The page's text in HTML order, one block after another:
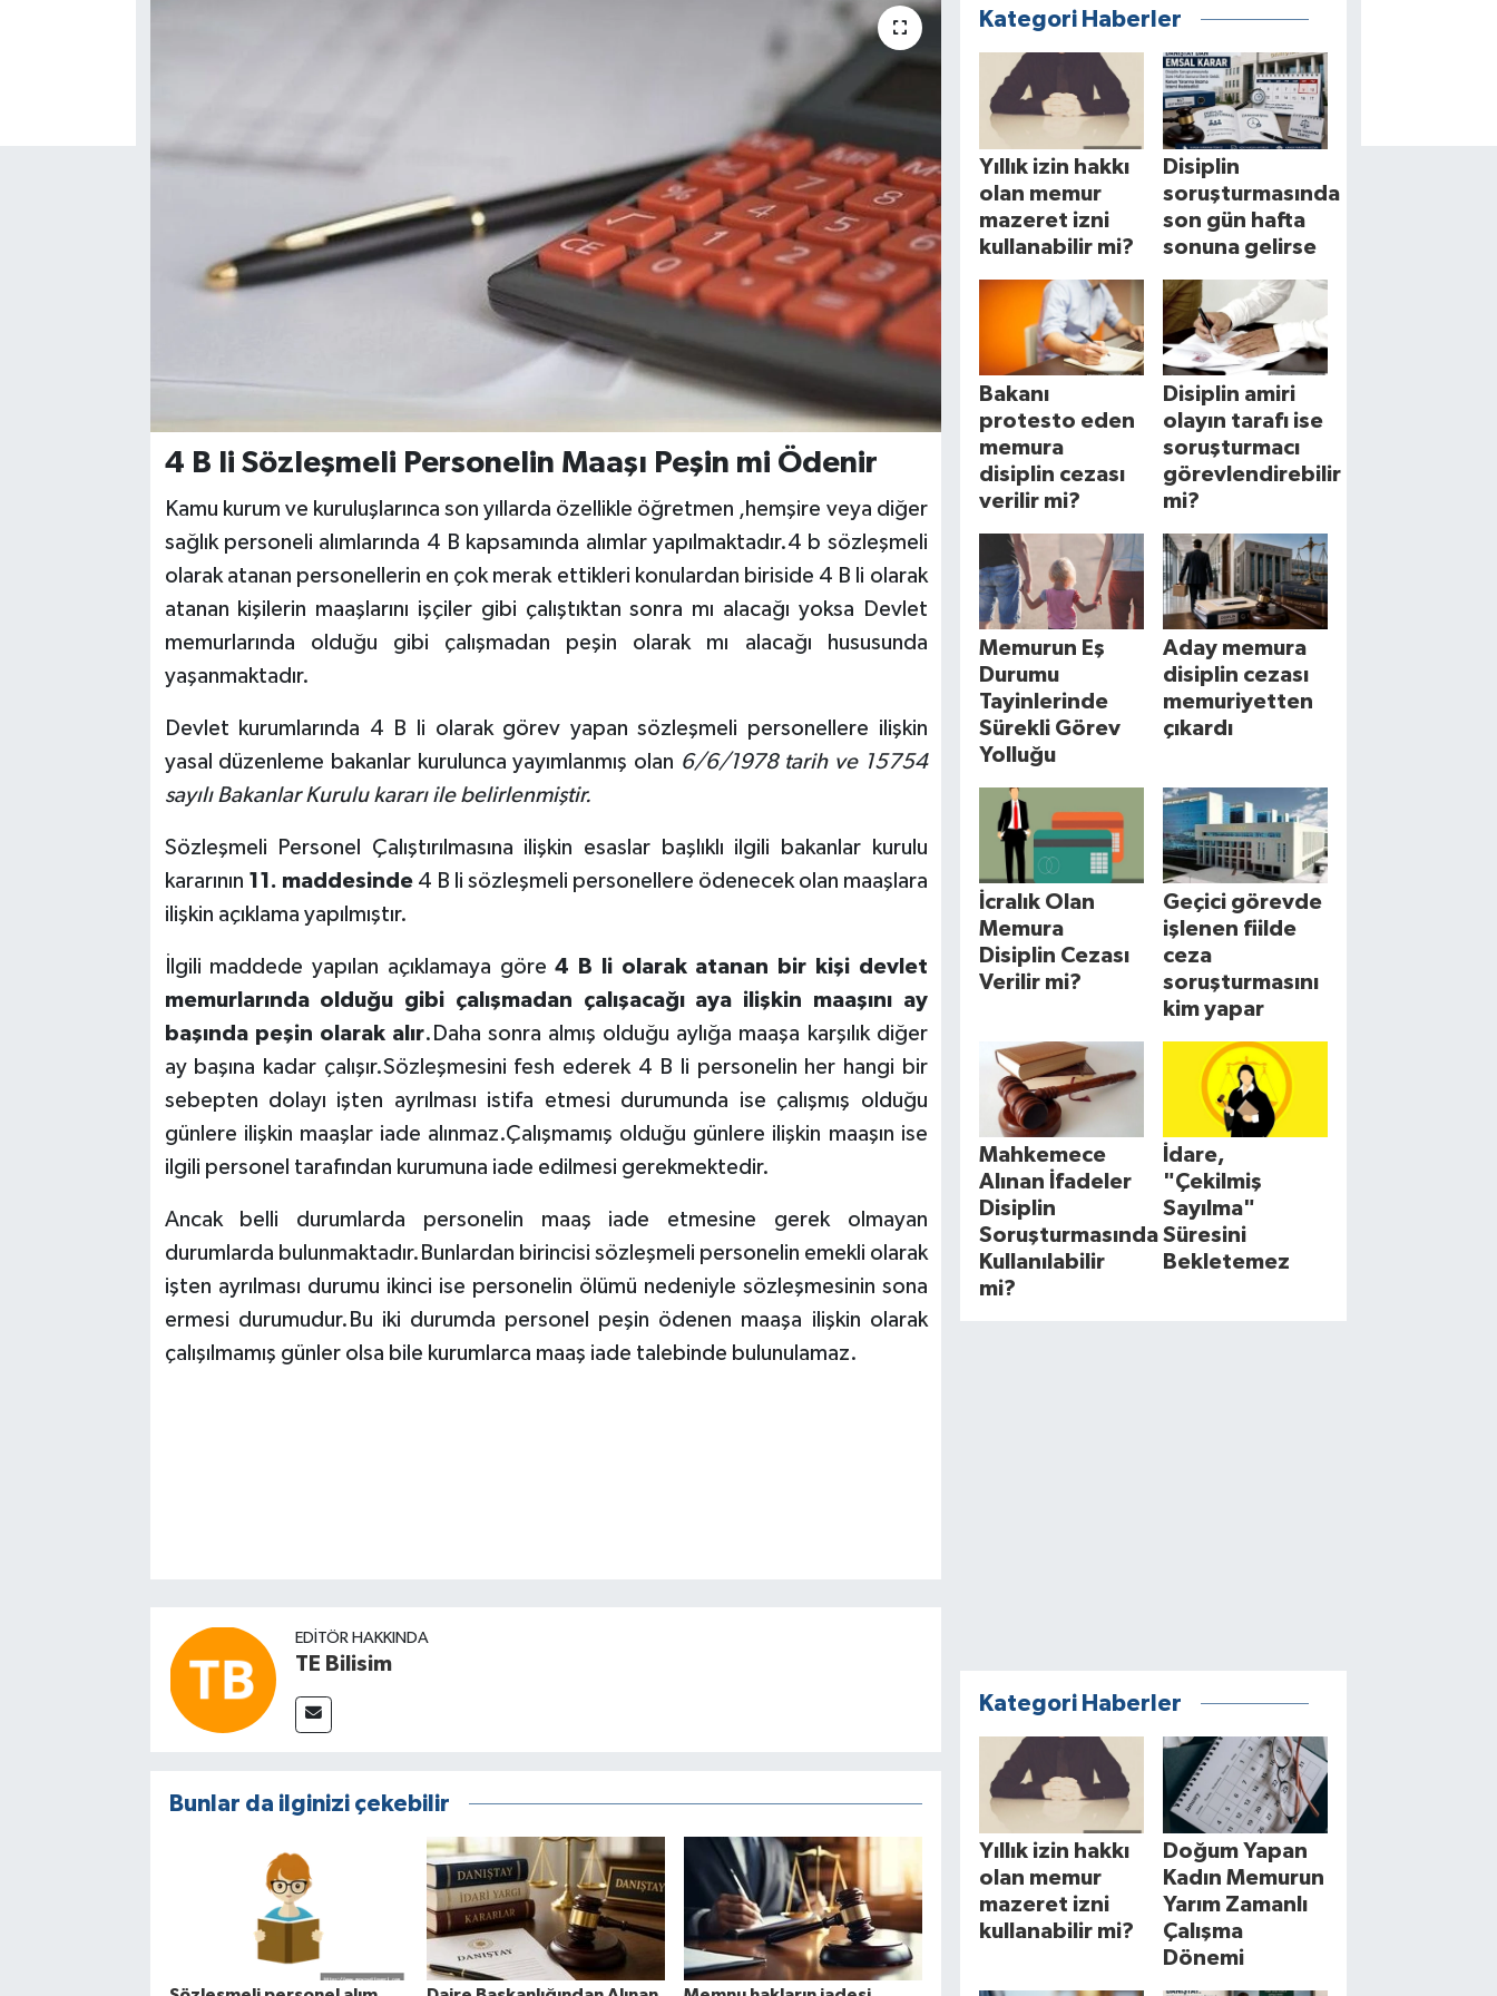
4 B li Sözleşmeli Personelin Maaşı Peşin mi Ödenir
Kamu kurum ve kuruluşlarınca son yıllarda özellikle öğretmen ,hemşire veya diğer
sağlık personeli alımlarında 4 B kapsamında alımlar yapılmaktadır.4 b sözleşmeli
olarak atanan personellerin en çok merak ettikleri konulardan biriside 4 B li olarak
atanan kişilerin maaşlarını işçiler gibi çalıştıktan sonra mı alacağı yoksa Devlet
memurlarında olduğu gibi çalışmadan peşin olarak mı alacağı hususunda
yaşanmaktadır.
Devlet kurumlarında 4 B li olarak görev yapan sözleşmeli personellere ilişkin
yasal düzenleme bakanlar kurulunca yayımlanmış olan 6/6/1978 tarih ve 15754
sayılı Bakanlar Kurulu kararı ile belirlenmiştir.
Sözleşmeli Personel Çalıştırılmasına ilişkin esaslar başlıklı ilgili bakanlar kurulu
kararının 11. maddesinde4 B li sözleşmeli personellere ödenecek olan maaşlara
ilişkin açıklama yapılmıştır.
İlgili maddede yapılan açıklamaya göre4 B li olarak atanan bir kişi devlet
memurlarında olduğu gibi çalışmadan çalışacağı aya ilişkin maaşını ay
başında peşin olarak alır.Daha sonra almış olduğu aylığa maaşa karşılık diğer
ay başına kadar çalışır.Sözleşmesini fesh ederek 4 B li personelin her hangi bir
sebepten dolayı işten ayrılması istifa etmesi durumunda ise çalışmış olduğu
günlere ilişkin maaşlar iade alınmaz.Çalışmamış olduğu günlere ilişkin maaşın ise
ilgili personel tarafından kurumuna iade edilmesi gerekmektedir.
Ancak belli durumlarda personelin maaş iade etmesine gerek olmayan
durumlarda bulunmaktadır.Bunlardan birincisi sözleşmeli personelin emekli olarak
işten ayrılması durumu ikinci ise personelin ölümü nedeniyle sözleşmesinin sona
ermesi durumudur.Bu iki durumda personel peşin ödenen maaşa ilişkin olarak
çalışılmamış günler olsa bile kurumlarca maaş iade talebinde bulunulamaz.
EDITÖR HAKKINDA
TE Bilisim
Bunlar da ilginizi çekebilir
Kategori Haberler
Yıllık izin hakkı
olan memur
mazeret izni
kullanabilir mi?
Disiplin
soruşturmasında
son gün hafta
sonuna gelirse
Bakanı
protesto eden
memura
disiplin cezası
verilir mi?
Disiplin amiri
olayın tarafı ise
soruşturmacı
görevlendirebilir
mi?
Memurun Eş
Durumu
Tayinlerinde
Sürekli Görev
Yolluğu
Aday memura
disiplin cezası
memuriyetten
çıkardı
İcralık Olan
Memura
Disiplin Cezası
Verilir mi?
Geçici görevde
işlenen fiilde
ceza
soruşturmasını
kim yapar
Mahkemece
Alınan İfadeler
Disiplin
Soruşturmasında
Kullanılabilir
mi?
İdare,
"Çekilmiş
Sayılma"
Süresini
Bekletemez
Kategori Haberler
Yıllık izin hakkı
olan memur
mazeret izni
kullanabilir mi?
Doğum Yapan
Kadın Memurun
Yarım Zamanlı
Çalışma
Dönemi